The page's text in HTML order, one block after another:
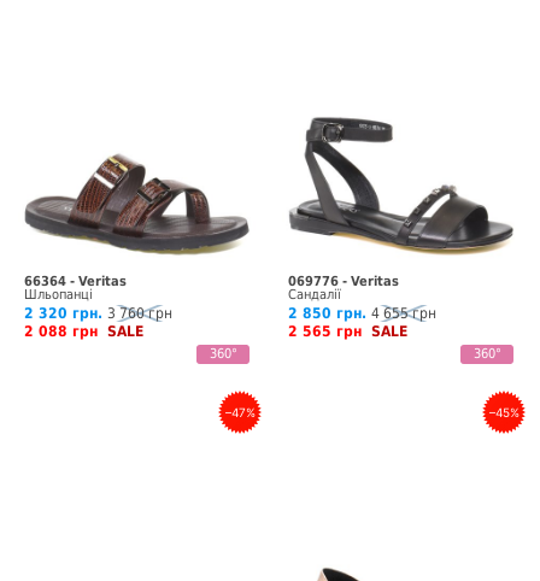
66364 - Veritas
Шльопанці
2 320 грн. 3 760 грн
2 088 грн SALE
360°
069776 - Veritas
Сандалії
2 850 грн. 4 655 грн
2 565 грн SALE
360°
–47% –45%